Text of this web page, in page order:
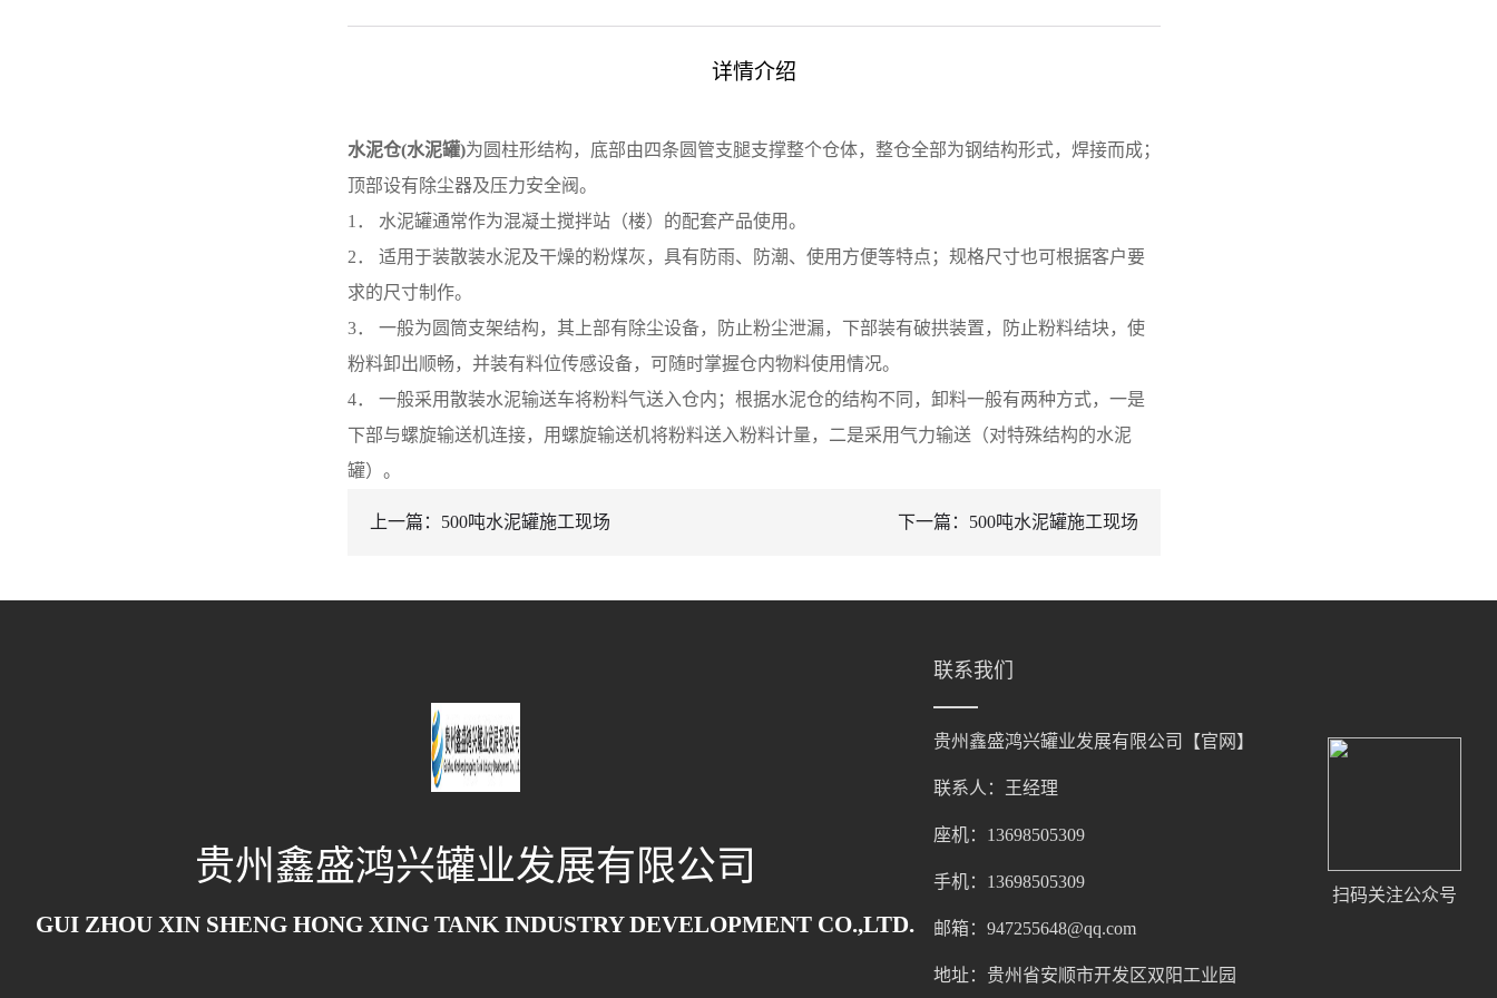
详情介绍
水泥仓(水泥罐)为圆柱形结构，底部由四条圆管支腿支撑整个仓体，整仓全部为钢结构形式，焊接而成；
顶部设有除尘器及压力安全阀。
1． 水泥罐通常作为混凝土搅拌站（楼）的配套产品使用。
2． 适用于装散装水泥及干燥的粉煤灰，具有防雨、防潮、使用方便等特点；规格尺寸也可根据客户要
求的尺寸制作。
3． 一般为圆筒支架结构，其上部有除尘设备，防止粉尘泄漏，下部装有破拱装置，防止粉料结块，使
粉料卸出顺畅，并装有料位传感设备，可随时掌握仓内物料使用情况。
4． 一般采用散装水泥输送车将粉料气送入仓内；根据水泥仓的结构不同，卸料一般有两种方式，一是
下部与螺旋输送机连接，用螺旋输送机将粉料送入粉料计量，二是采用气力输送（对特殊结构的水泥
罐）。
上一篇：500吨水泥罐施工现场 下一篇：500吨水泥罐施工现场
贵州鑫盛鸿兴罐业发展有限公司
GUI ZHOU XIN SHENG HONG XING TANK INDUSTRY DEVELOPMENT CO.,LTD.
联系我们
贵州鑫盛鸿兴罐业发展有限公司【官网】
联系人：王经理
座机：13698505309
手机：13698505309
邮箱：947255648@qq.com
地址：贵州省安顺市开发区双阳工业园
扫码关注公众号